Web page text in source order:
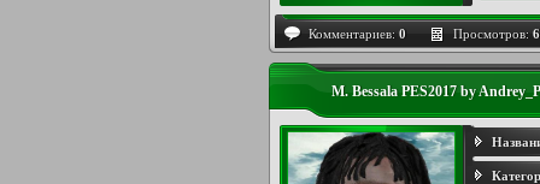
Комментариев: 0 Просмотров:
M. Bessala PES2017 by